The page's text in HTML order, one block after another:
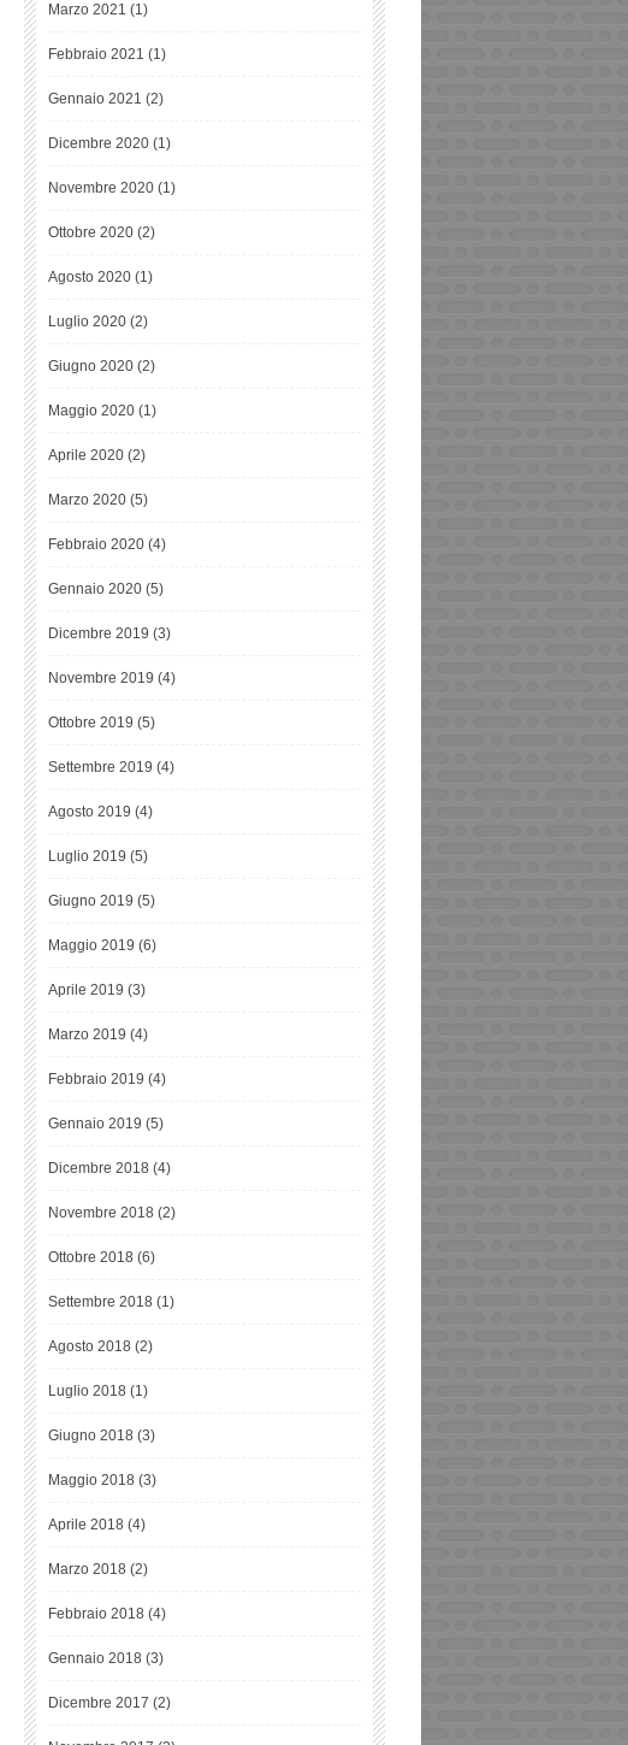
Marzo 2021 (1)
Febbraio 2021 (1)
Gennaio 2021 (2)
Dicembre 2020 (1)
Novembre 2020 (1)
Ottobre 2020 (2)
Agosto 2020 (1)
Luglio 2020 (2)
Giugno 2020 (2)
Maggio 2020 (1)
Aprile 2020 (2)
Marzo 2020 (5)
Febbraio 2020 (4)
Gennaio 2020 (5)
Dicembre 2019 (3)
Novembre 2019 (4)
Ottobre 2019 (5)
Settembre 2019 (4)
Agosto 2019 (4)
Luglio 2019 (5)
Giugno 2019 (5)
Maggio 2019 (6)
Aprile 2019 (3)
Marzo 2019 (4)
Febbraio 2019 (4)
Gennaio 2019 (5)
Dicembre 2018 (4)
Novembre 2018 (2)
Ottobre 2018 (6)
Settembre 2018 (1)
Agosto 2018 (2)
Luglio 2018 (1)
Giugno 2018 (3)
Maggio 2018 (3)
Aprile 2018 (4)
Marzo 2018 (2)
Febbraio 2018 (4)
Gennaio 2018 (3)
Dicembre 2017 (2)